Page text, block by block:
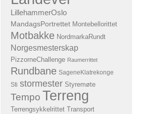
LillehammerOslo
MandagsPortrettet Montebellorittet
Motbakke NordmarkaRundt
Norgesmesterskap
PizzorneChallenge Raumerrittet
Rundbane SageneKlatrekonge
Sti stormester Styremøte
Tempo Terreng
Terrengsykkelrittet
Transport